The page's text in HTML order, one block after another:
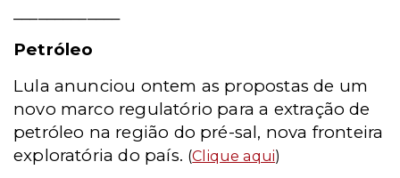
Petróleo
Lula anunciou ontem as propostas de um
novo marco regulatório para a extração de
petróleo na região do pré-sal, nova fronteira
exploratória do país. (Clique aqui)